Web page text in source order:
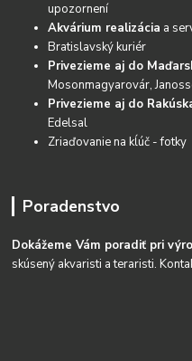
upozornení
Akvárium realizácia a
Bratislavský kuriér
Privezieme aj do
Mosonmagyarovár,
Privezieme aj do
Edelsal
Zriaďovanie na kĺúč - fotky
Poradenstvo
Dokážeme Vám poradiť pri
skúsený akvaristi a teraristi.